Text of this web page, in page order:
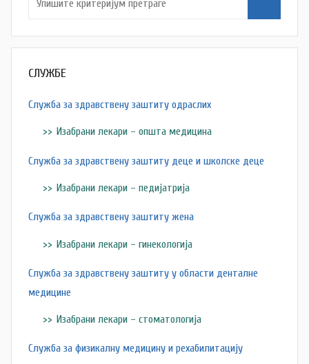
a
СЛУЖБЕ
Служба за здравствену заштиту одраслих
Изабрани лекари – општа медицина
Служба за здравствену заштиту деце и школске деце
Изабрани лекари – педијатрија
Служба за здравствену заштиту жена
Изабрани лекари – гинекологија
Служба за здравствену заштиту у области денталне
медицине
Изабрани лекари – стоматологија
Служба за физикалну медицину и рехабилитацију